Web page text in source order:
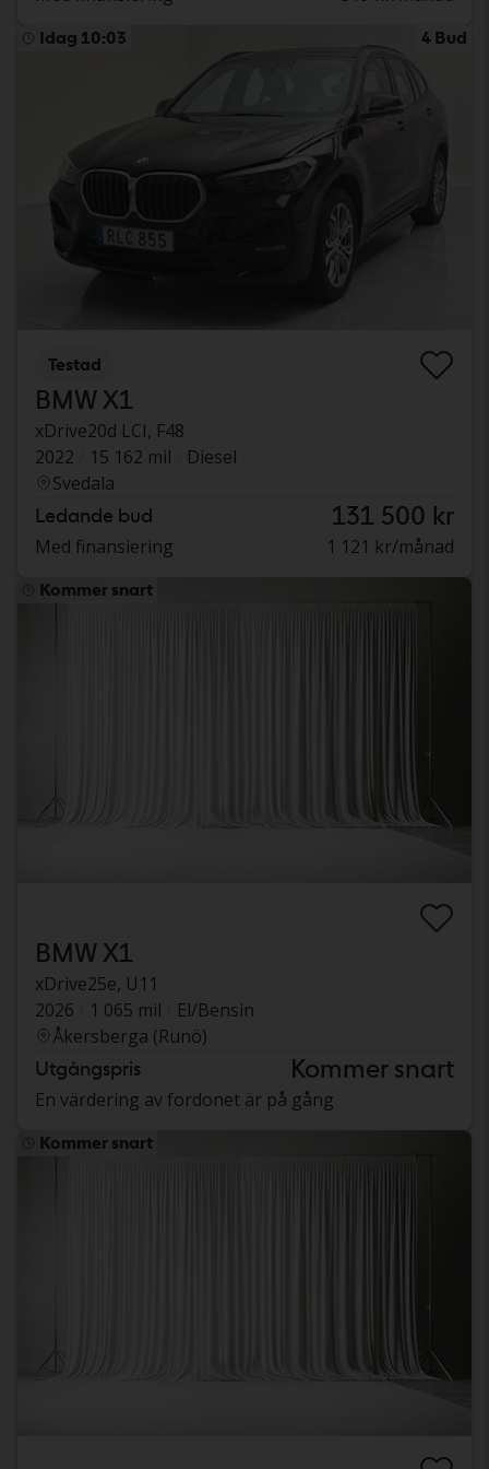
Idag 10:03 4 Bud
Testad
BMW X1
xDrive20d LCI, F48
2022
15 162 mil
Diesel
Svedala
Ledande bud 131 500 kr
Med finansiering 1 121 kr/månad
Kommer snart
BMW X1
xDrive25e, U11
2026
1 065 mil
El/Bensin
Åkersberga (Runö)
Utgångspris Kommer snart
En värdering av fordonet är på gång
Kommer snart